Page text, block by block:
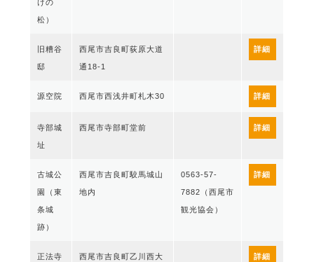
けの
松）
旧糟谷
邸
西尾市吉良町荻原大道
通18-1
詳細
源空院 西尾市西浅井町札木30 詳細
寺部城
址
西尾市寺部町堂前 詳細
古城公
園（東
条城
跡）
西尾市吉良町駮馬城山
地内
0563-57-
7882（西尾市
観光協会）
詳細
正法寺 西尾市吉良町乙川西大 詳細